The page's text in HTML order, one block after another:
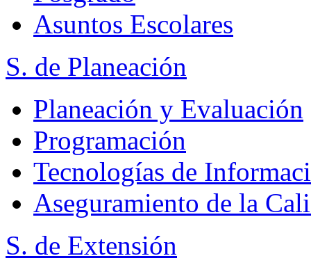
Asuntos Escolares
S. de Planeación
Planeación y Evaluación
Programación
Tecnologías de
Aseguramiento de la
S. de Extensión